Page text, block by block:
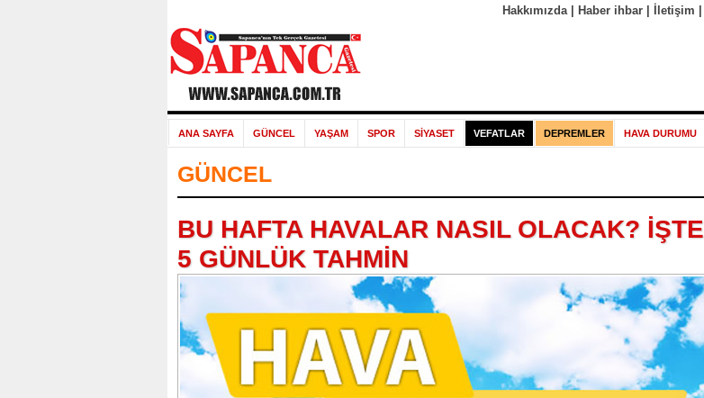
Hakkımızda| Haber ihbar| İletişim
ANA SAYFA GÜNCEL YAŞAM SPOR SİYASET VEFATLAR DEPREMLER HAVA DURUMU
GÜNCEL
BU HAFTA HAVALAR NASIL OLACAK? İŞTE
5 GÜNLÜK TAHMİN